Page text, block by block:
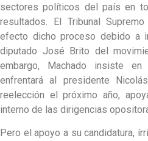
sectores políticos del país en
resultados. El Tribunal
efecto dicho proceso debido a
diputado José Brito del
embargo, Machado insiste
enfrentará al presidente
reelección el próximo año,
interno de las dirigencias
Pero el apoyo a su candidatura,